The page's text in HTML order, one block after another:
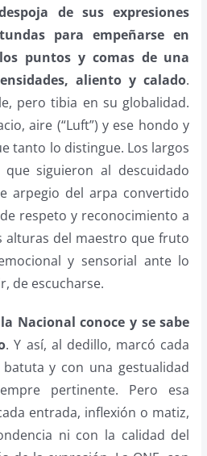
de sus expresiones
para empeñarse en
puntos y comas de una
aliento y calado.
pero tibia en su globalidad.
aire (“Luft”) y ese hondo y
tanto lo distingue. Los largos
siguieron al descuidado
arpegio del arpa convertido
respeto y reconocimiento a
alturas del maestro que fruto
y sensorial ante lo
de escucharse.
Nacional conoce y se sabe
. Y así, al dedillo, marcó cada
y con una gestualidad
pertinente. Pero esa
entrada, inflexión o matiz,
ni con la calidad del